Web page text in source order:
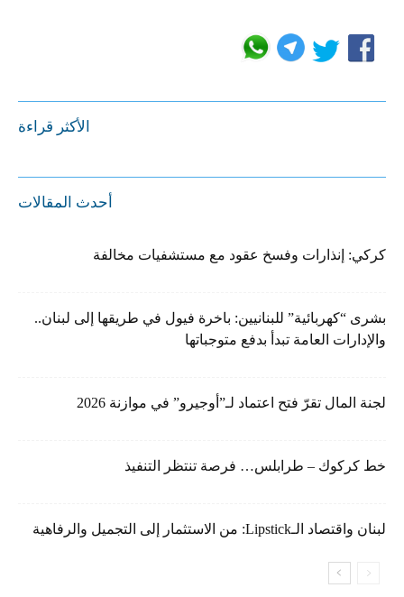
الأكثر قراءة
أحدث المقالات
كركي: إنذارات وفسخ عقود مع مستشفيات مخالفة
بشرى “كهربائية” للبنانيين: باخرة فيول في طريقها إلى لبنان..
والإدارات العامة تبدأ بدفع متوجباتها
لجنة المال تقرّ فتح اعتماد لـ”أوجيرو” في موازنة 2026
خط كركوك – طرابلس… فرصة تنتظر التنفيذ
لبنان واقتصاد الـLipstick: من الاستثمار إلى التجميل والرفاهية